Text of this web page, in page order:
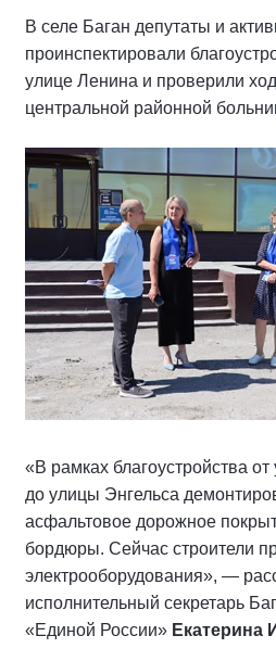
В селе Баган депутаты и
проинспектировали
улице Ленина и проверили
центральной районной
«В рамках благоустройства
до улицы Энгельса
асфальтовое дорожное
бордюры. Сейчас строители
электрооборудования», —
исполнительный секретарь
«Единой России» Екатерина